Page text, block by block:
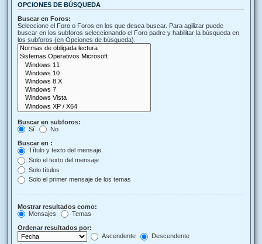
OPCIONES DE BÚSQUEDA
Buscar en Foros:
Seleccione el Foro o Foros en los que desea buscar. Para agilizar puede
buscar en los subforos seleccionando el Foro padre y habilitar la búsqueda en
los subforos (en Opciones de búsqueda).
Buscar en subforos:
Sí
No
Buscar en :
Título y texto del mensaje
Solo el texto del mensaje
Solo títulos
Solo el primer mensaje de los temas
Mostrar resultados como:
Mensajes
Temas
Ordenar resultados por:
Ascendente
Descendente